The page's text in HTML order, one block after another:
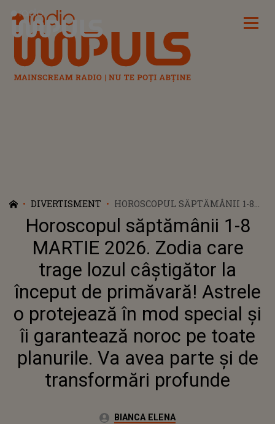
Radio Impuls
DIVERTISMENT
HOROSCOPUL SĂPTĂMÂNII 1-8
MARTIE 2026. ZODIA CARE TRAGE
LOZUL CÂȘTIGĂTOR LA ÎNCEPUT
DE PRIMĂVARĂ! ASTRELE O
PROTEJEAZĂ ÎN MOD SPECIAL ȘI
ÎI GARANTEAZĂ NOROC PE
TOATE PLANURILE. VA AVEA
PARTE ȘI DE TRANSFORMĂRI
PROFUNDE
Horoscopul săptămânii 1-8
MARTIE 2026. Zodia care
trage lozul câștigător la
început de primăvară! Astrele
o protejează în mod special și
îi garantează noroc pe toate
planurile. Va avea parte și de
transformări profunde
Autor:BIANCA ELENA